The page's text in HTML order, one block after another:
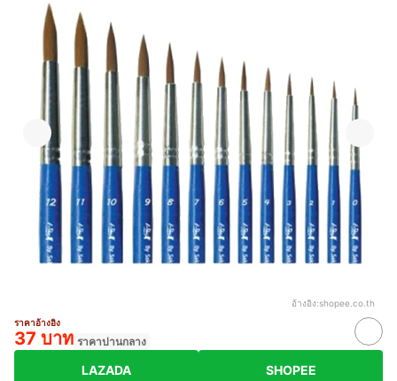
อ้างอิง:shopee.co.th
ราคาอ้างอิง
37 บาท ราคาปานกลาง
LAZADA SHOPEE